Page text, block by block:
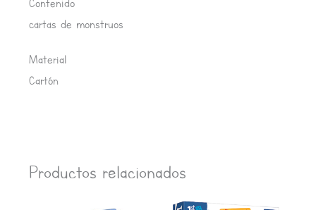
Contenido
cartas de monstruos
Material
Cartón
Productos relacionados